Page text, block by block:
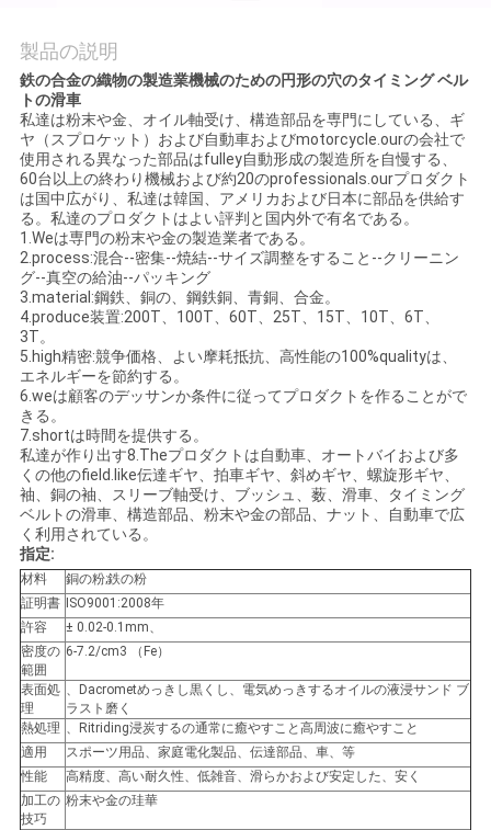
絡
し
な
さ
い
引
用
を
要
求
し
な
さ
い
地
図
製品の説明
鉄の合金の織物の製造業機械のための円形の穴のタイミング ベル
トの滑車
私達は粉末や金、オイル軸受け、構造部品を専門にしている、ギ
ヤ（スプロケット）および自動車およびmotorcycle.ourの会社で
使用される異なった部品はfulley自動形成の製造所を自慢する、
60台以上の終わり機械および約20のprofessionals.ourプロダクト
は国中広がり、私達は韓国、アメリカおよび日本に部品を供給す
る。私達のプロダクトはよい評判と国内外で有名である。
1.Weは専門の粉末や金の製造業者である。
2.process:混合--密集--焼結--サイズ調整をすること--クリーニン
グ--真空の給油--パッキング
3.material:鋼鉄、銅の、鋼鉄銅、青銅、合金。
4.produce装置:200T、100T、60T、25T、15T、10T、6T、
3T。
5.high精密:競争価格、よい摩耗抵抗、高性能の100%qualityは、
エネルギーを節約する。
6.weは顧客のデッサンか条件に従ってプロダクトを作ることがで
きる。
7.shortは時間を提供する。
私達が作り出す8.Theプロダクトは自動車、オートバイおよび多
くの他のfield.like伝達ギヤ、拍車ギヤ、斜めギヤ、螺旋形ギヤ、
袖、銅の袖、スリーブ軸受け、ブッシュ、薮、滑車、タイミング
ベルトの滑車、構造部品、粉末や金の部品、ナット、自動車で広
く利用されている。
指定:
材料
銅の粉;鉄の粉
証明書
ISO9001:2008年
許容
± 0.02-0.1mm、
密度の
範囲
6-7.2/cm3 （Fe）
表面処
理
、Dacrometめっきし黒くし、電気めっきするオイルの液浸サンド ブ
ラスト磨く
熱処理 、Ritriding浸炭するの通常に癒やすこと高周波に癒やすこと
適用
スポーツ用品、家庭電化製品、伝達部品、車、等
性能
高精度、高い耐久性、低雑音、滑らかおよび安定した、安く
加工の
技巧
粉末や金の珪華